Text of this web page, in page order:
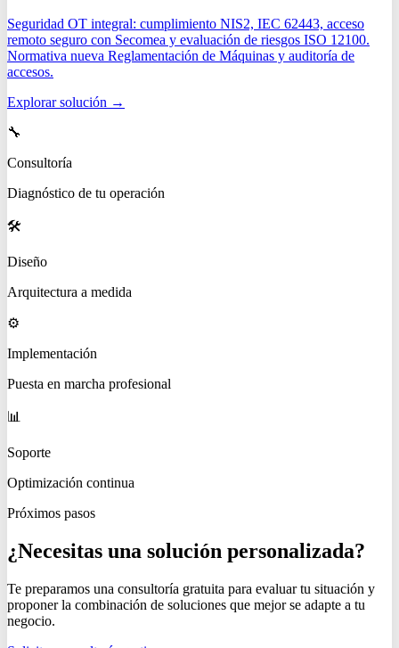
Seguridad OT integral: cumplimiento NIS2, IEC 62443, acceso
remoto seguro con Secomea y evaluación de riesgos ISO 12100.
Normativa nueva Reglamentación de Máquinas y auditoría de
accesos.
Explorar solución →
🔧
Consultoría
Diagnóstico de tu operación
🛠️
Diseño
Arquitectura a medida
⚙️
Implementación
Puesta en marcha profesional
📊
Soporte
Optimización continua
Próximos pasos
¿Necesitas una solución personalizada?
Te preparamos una consultoría gratuita para evaluar tu situación y
proponer la combinación de soluciones que mejor se adapte a tu
negocio.